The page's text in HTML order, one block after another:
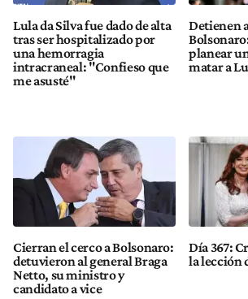
Lula da Silva fue dado de alta
tras ser hospitalizado por
una hemorragia
intracraneal: "Confieso que
me asusté"
Detienen
planear
matar a
Cierran el cerco a Bolsonaro:
detuvieron al general Braga
Netto, su ministro y
candidato a vice
Día 367:
la lección